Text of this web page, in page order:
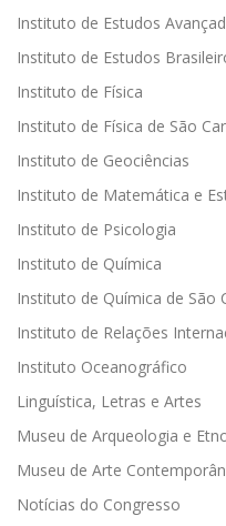
Instituto de Estudos
Instituto de Estudos
Instituto de Física
Instituto de Física de São
Instituto de Geociências
Instituto de Matemática e
Instituto de Psicologia
Instituto de Química
Instituto de Química de São
Instituto de Relações
Instituto Oceanográfico
Linguística, Letras e Artes
Museu de Arqueologia e
Museu de Arte
Notícias do Congresso